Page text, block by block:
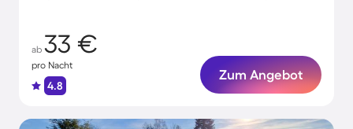
ab 33 €
pro Nacht
4.8
Zum Angebot